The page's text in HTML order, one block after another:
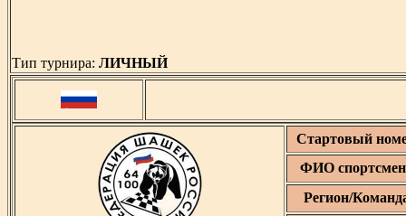
Тип турнира: ЛИЧНЫЙ
Стартовый
ФИО
Регион/